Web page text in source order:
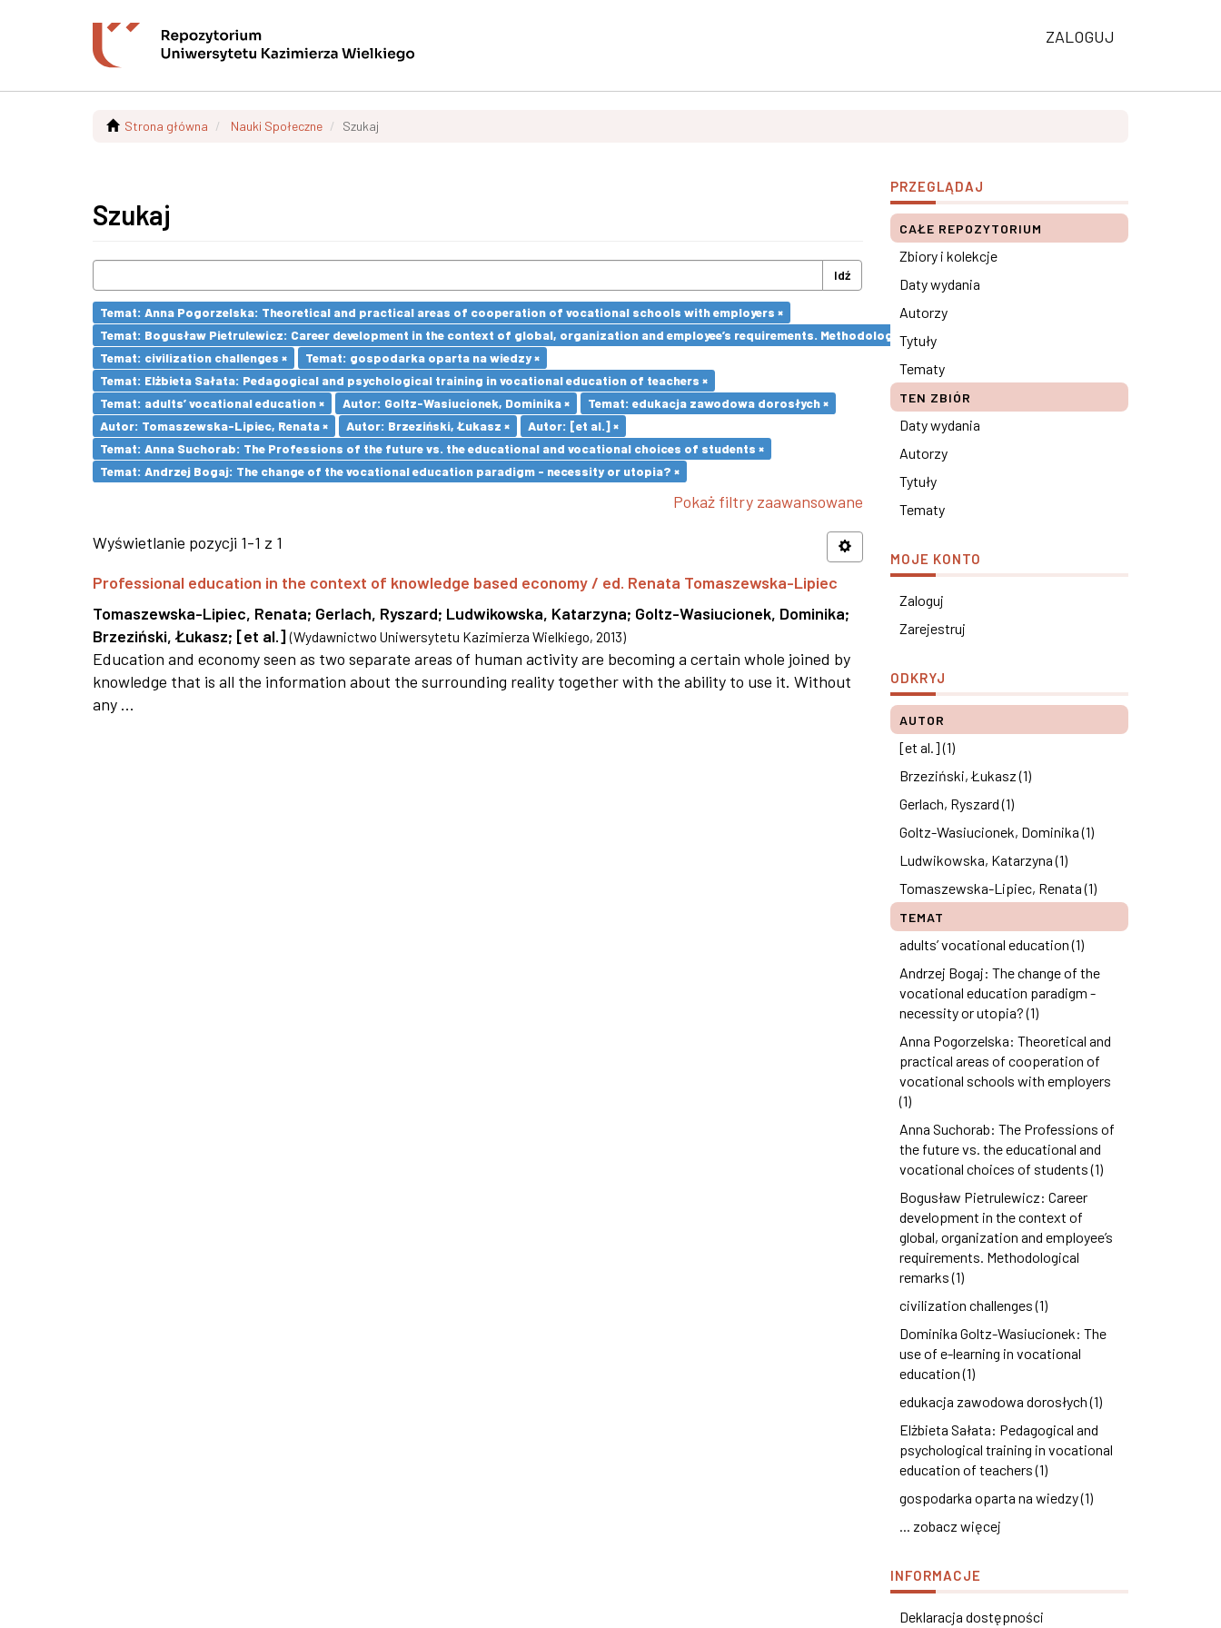
ZALOGUJ
Strona główna Nauki Społeczne Szukaj
Szukaj
Idź
Temat: Anna Pogorzelska: Theoretical and practical areas of cooperation of vocational schools with employers ×
Temat: Bogusław Pietrulewicz: Career development in the context of global, organization and employee’s requirements. Methodological remarks ×
Temat: civilization challenges ×
Temat: gospodarka oparta na wiedzy ×
Temat: Elżbieta Sałata: Pedagogical and psychological training in vocational education of teachers ×
Temat: adults’ vocational education ×
Autor: Goltz-Wasiucionek, Dominika ×
Temat: edukacja zawodowa dorosłych ×
Autor: Tomaszewska-Lipiec, Renata ×
Autor: Brzeziński, Łukasz ×
Autor: [et al.] ×
Temat: Anna Suchorab: The Professions of the future vs. the educational and vocational choices of students ×
Temat: Andrzej Bogaj: The change of the vocational education paradigm - necessity or utopia? ×
Pokaż filtry zaawansowane
Wyświetlanie pozycji 1-1 z 1
Professional education in the context of knowledge based economy / ed. Renata Tomaszewska-Lipiec
Tomaszewska-Lipiec, Renata; Gerlach, Ryszard; Ludwikowska, Katarzyna; Goltz-Wasiucionek, Dominika;
Brzeziński, Łukasz; [et al.] (Wydawnictwo Uniwersytetu Kazimierza Wielkiego, 2013)
Education and economy seen as two separate areas of human activity are becoming a certain whole joined by
knowledge that is all the information about the surrounding reality together with the ability to use it. Without
any ...
PRZEGLĄDAJ
CAŁE REPOZYTORIUM
Zbiory i kolekcje
Daty wydania
Autorzy
Tytuły
Tematy
TEN ZBIÓR
Daty wydania
Autorzy
Tytuły
Tematy
MOJE KONTO
Zaloguj
Zarejestruj
ODKRYJ
AUTOR
[et al.] (1)
Brzeziński, Łukasz (1)
Gerlach, Ryszard (1)
Goltz-Wasiucionek, Dominika (1)
Ludwikowska, Katarzyna (1)
Tomaszewska-Lipiec, Renata (1)
TEMAT
adults’ vocational education (1)
Andrzej Bogaj: The change of the
vocational education paradigm -
necessity or utopia? (1)
Anna Pogorzelska: Theoretical and
practical areas of cooperation of
vocational schools with employers
(1)
Anna Suchorab: The Professions of
the future vs. the educational and
vocational choices of students (1)
Bogusław Pietrulewicz: Career
development in the context of
global, organization and employee’s
requirements. Methodological
remarks (1)
civilization challenges (1)
Dominika Goltz-Wasiucionek: The
use of e-learning in vocational
education (1)
edukacja zawodowa dorosłych (1)
Elżbieta Sałata: Pedagogical and
psychological training in vocational
education of teachers (1)
gospodarka oparta na wiedzy (1)
... zobacz więcej
INFORMACJE
Deklaracja dostępności